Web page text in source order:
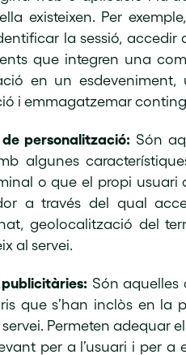
existeixen. Per
la sessió, accedir
que integren una
en un
i emmagatzemar
personalització: Són
algunes
o que el propi usuari
a través del qual
geolocalització del
al servei.
Són aquelles
que s’han inclòs en
servei. Permeten adequar
per a l’usuari i per a